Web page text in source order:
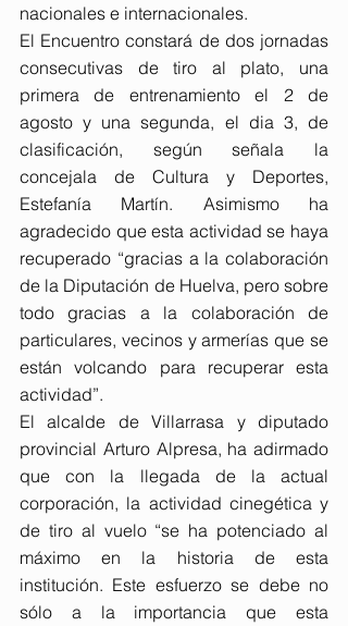
nacionales e internacionales.
El Encuentro constará de dos jornadas
consecutivas de tiro al plato, una
primera de entrenamiento el 2 de
agosto y una segunda, el dia 3, de
clasificación, según señala la
concejala de Cultura y Deportes,
Estefanía Martín. Asimismo ha
agradecido que esta actividad se haya
recuperado “gracias a la colaboración
de la Diputación de Huelva, pero sobre
todo gracias a la colaboración de
particulares, vecinos y armerías que se
están volcando para recuperar esta
actividad”.
El alcalde de Villarrasa y diputado
provincial Arturo Alpresa, ha adirmado
que con la llegada de la actual
corporación, la actividad cinegética y
de tiro al vuelo “se ha potenciado al
máximo en la historia de esta
institución. Este esfuerzo se debe no
sólo a la importancia que esta